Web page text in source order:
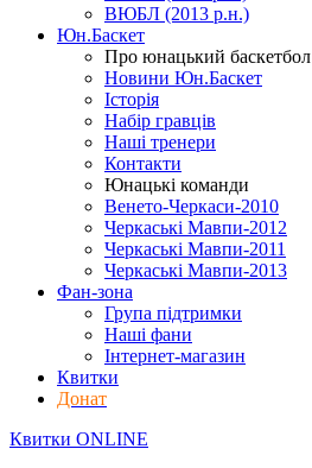
ВЮБЛ (2013 р.н.)
Юн.Баскет
Про юнацький баскетбол
Новини Юн.Баскет
Історія
Набір гравців
Наші тренери
Контакти
Юнацькі команди
Венето-Черкаси-2010
Черкаські Мавпи-2012
Черкаські Мавпи-2011
Черкаські Мавпи-2013
Фан-зона
Група підтримки
Наші фани
Інтернет-магазин
Квитки
Донат
Квитки ONLINE